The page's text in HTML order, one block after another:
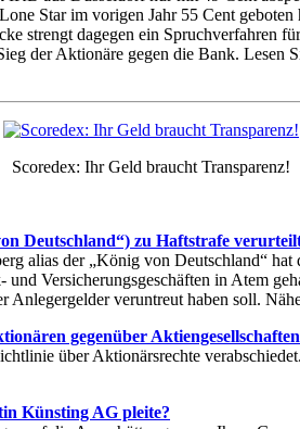
Star im vorigen Jahr 55 Cent geboten
strengt dagegen ein Spruchverfahren
der Aktionäre gegen die Bank. Lesen
Scoredex: Ihr Geld braucht Transparenz!
Deutschland“) zu Haftstrafe
alias der „König von Deutschland“ hat
und Versicherungsgeschäften in Atem
Anlegergelder veruntreut haben soll.
gegenüber
über Aktionärsrechte
Künsting AG pleite?